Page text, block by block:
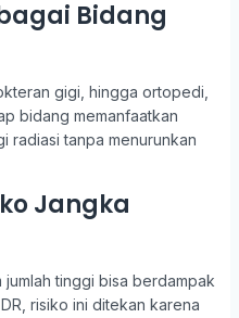
Bidang
gigi, hingga ortopedi,
bidang memanfaatkan
radiasi tanpa menurunkan
Jangka
tinggi bisa berdampak
risiko ini ditekan karena